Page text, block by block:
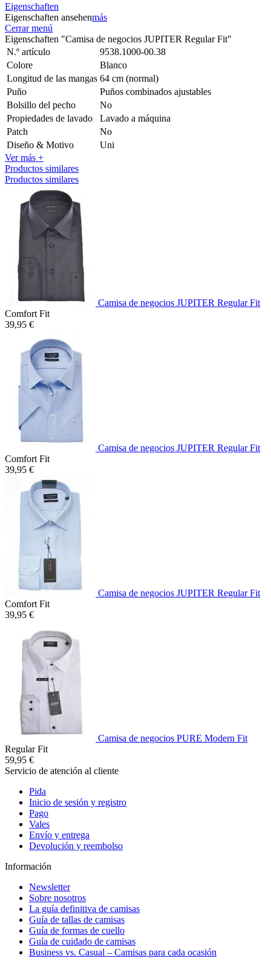
Eigenschaften
Eigenschaften ansehenmás
Cerrar menú
Eigenschaften "Camisa de negocios JUPITER Regular Fit"
N.º artículo
9538.1000-00.38
Colore
Blanco
Longitud de las mangas 64 cm (normal)
Puño
Puños combinados ajustables
Bolsillo del pecho
No
Propiedades de lavado
Lavado a máquina
Patch
No
Diseño & Motivo
Uni
Ver más +
Productos similares
Productos similares
Camisa de negocios JUPITER Regular Fit
Comfort Fit
39,95 €
Camisa de negocios JUPITER Regular Fit
Comfort Fit
39,95 €
Camisa de negocios JUPITER Regular Fit
Comfort Fit
39,95 €
Camisa de negocios PURE Modern Fit
Regular Fit
59,95 €
Servicio de atención al cliente
Pida
Inicio de sesión y registro
Pago
Vales
Envío y entrega
Devolución y reembolso
Información
Newsletter
Sobre nosotros
La guía definitiva de camisas
Guía de tallas de camisas
Guía de formas de cuello
Guía de cuidado de camisas
Business vs. Casual – Camisas para cada ocasión